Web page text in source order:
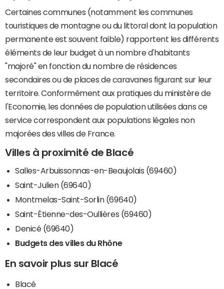
Certaines communes (notamment les communes
touristiques de montagne ou du littoral dont la population
permanente est souvent faible) rapportent les différents
éléments de leur budget à un nombre d'habitants
"majoré" en fonction du nombre de résidences
secondaires ou de places de caravanes figurant sur leur
territoire. Conformément aux pratiques du ministère de
l'Economie, les données de population utilisées dans ce
service correspondent aux populations légales non
majorées des villes de France.
Villes à proximité de Blacé
Salles-Arbuissonnas-en-Beaujolais (69460)
Saint-Julien (69640)
Montmelas-Saint-Sorlin (69640)
Saint-Étienne-des-Oullières (69460)
Denicé (69640)
Budgets des villes du Rhône
En savoir plus sur Blacé
Blacé